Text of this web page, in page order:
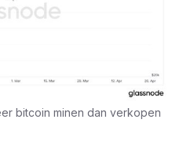
bitcoin minen dan verkopen